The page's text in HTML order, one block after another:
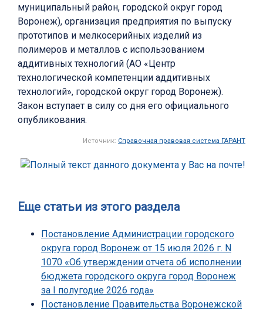
муниципальный район, городской округ город
Воронеж), организация предприятия по выпуску
прототипов и мелкосерийных изделий из
полимеров и металлов с использованием
аддитивных технологий (АО «Центр
технологической компетенции аддитивных
технологий», городской округ город Воронеж).
Закон вступает в силу со дня его официального
опубликования.
Источник: Справочная правовая система ГАРАНТ
Еще статьи из этого раздела
Постановление Администрации городского
округа город Воронеж от 15 июля 2026 г. N
1070 «Об утверждении отчета об исполнении
бюджета городского округа город Воронеж
за I полугодие 2026 года»
Постановление Правительства Воронежской